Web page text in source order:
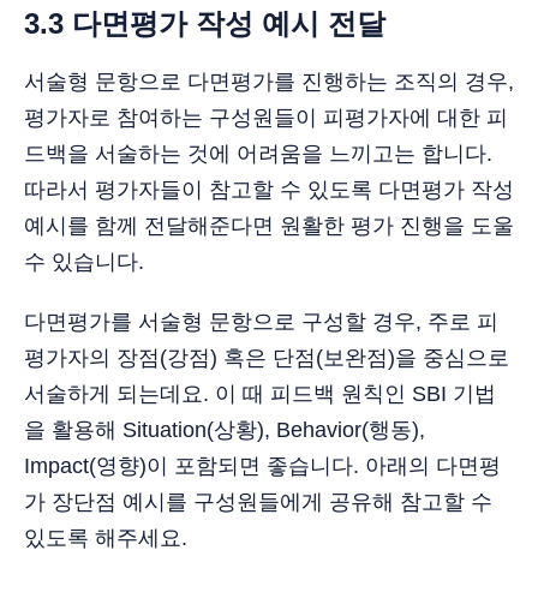
3.3 다면평가 작성 예시 전달
서술형 문항으로 다면평가를 진행하는 조직의 경우,
평가자로 참여하는 구성원들이 피평가자에 대한 피
드백을 서술하는 것에 어려움을 느끼고는 합니다.
따라서 평가자들이 참고할 수 있도록 다면평가 작성
예시를 함께 전달해준다면 원활한 평가 진행을 도울
수 있습니다.
다면평가를 서술형 문항으로 구성할 경우, 주로 피
평가자의 장점(강점) 혹은 단점(보완점)을 중심으로
서술하게 되는데요. 이 때 피드백 원칙인 SBI 기법
을 활용해 Situation(상황), Behavior(행동),
Impact(영향)이 포함되면 좋습니다. 아래의 다면평
가 장단점 예시를 구성원들에게 공유해 참고할 수
있도록 해주세요.